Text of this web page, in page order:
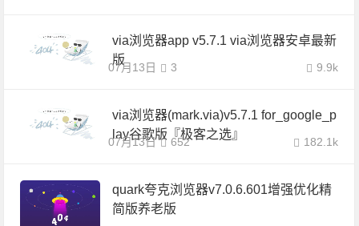
via浏览器app v5.7.1 via浏览器安卓最新
版
07月13日 9.9k
3
via浏览器(mark.via)v5.7.1 for_google_p
lay谷歌版『极客之选』
07月13日 182.1k
652
quark夸克浏览器v7.0.6.601增强优化精
简版养老版